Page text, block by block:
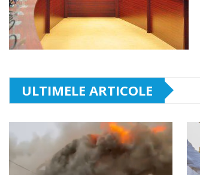
ULTIMELE ARTICOLE